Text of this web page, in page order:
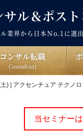
業界から日本Ｎo.1に選
コンサル転職
Consultant
) | アクセンチュア テクノ
当セミナー